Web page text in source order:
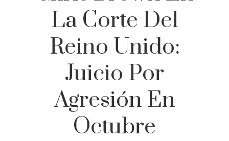
La Corte Del
Reino Unido:
Juicio Por
Agresión En
Octubre